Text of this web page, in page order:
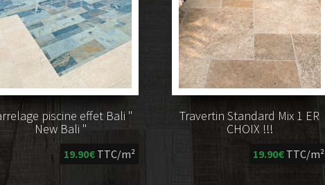
piscine effet Bali "
New Bali "
19.90€ TTC/m²
Travertin Standard Mix 1 ER
CHOIX !!!
19.90€TTC/m²